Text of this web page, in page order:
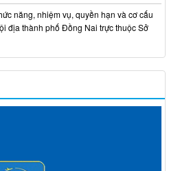
năng, nhiệm vụ, quyền hạn và cơ cấu
địa thành phố Đồng Nai trực thuộc Sở